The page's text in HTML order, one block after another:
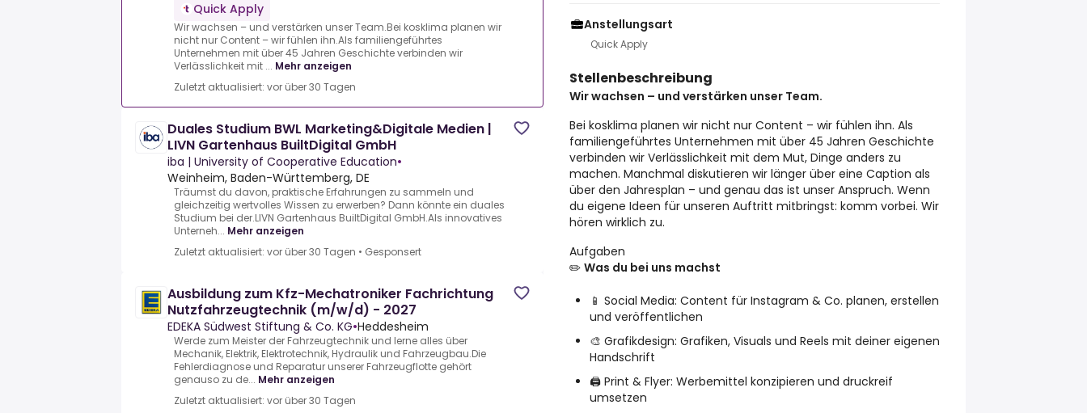
Quick Apply
Wir wachsen – und verstärken unser Team.Bei kosklima planen wir
nicht nur Content – wir fühlen ihn.Als familiengeführtes
Unternehmen mit über 45 Jahren Geschichte verbinden wir
Verlässlichkeit mit ... Mehr anzeigen
Zuletzt aktualisiert: vor über 30 Tagen
Duales Studium BWL Marketing&Digitale Medien |
LIVN Gartenhaus BuiltDigital GmbH
iba | University of Cooperative Education•
Weinheim, Baden-Württemberg, DE
Träumst du davon, praktische Erfahrungen zu sammeln und
gleichzeitig wertvolles Wissen zu erwerben? Dann könnte ein duales
Studium bei der.LIVN Gartenhaus BuiltDigital GmbH.Als innovatives
Unterneh... Mehr anzeigen
Zuletzt aktualisiert: vor über 30 Tagen • Gesponsert
Ausbildung zum Kfz-Mechatroniker Fachrichtung
Nutzfahrzeugtechnik (m/w/d) - 2027
EDEKA Südwest Stiftung & Co. KG•Heddesheim
Werde zum Meister der Fahrzeugtechnik und lerne alles über
Mechanik, Elektrik, Elektrotechnik, Hydraulik und Fahrzeugbau.Die
Fehlerdiagnose und Reparatur unserer Fahrzeugflotte gehört
genauso zu de... Mehr anzeigen
Zuletzt aktualisiert: vor über 30 Tagen
Anstellungsart
Quick Apply
Stellenbeschreibung
Wir wachsen – und verstärken unser Team.
Bei kosklima planen wir nicht nur Content – wir fühlen ihn. Als
familiengeführtes Unternehmen mit über 45 Jahren Geschichte
verbinden wir Verlässlichkeit mit dem Mut, Dinge anders zu
machen. Manchmal diskutieren wir länger über eine Caption als
über den Jahresplan – und genau das ist unser Anspruch. Wenn
du eigene Ideen für unseren Auftritt mitbringst: komm vorbei. Wir
hören wirklich zu.
Aufgaben
✏️ Was du bei uns machst
📱 Social Media: Content für Instagram & Co. planen, erstellen
und veröffentlichen
🎨 Grafikdesign: Grafiken, Visuals und Reels mit deiner eigenen
Handschrift
🖨️ Print & Flyer: Werbemittel konzipieren und druckreif
umsetzen